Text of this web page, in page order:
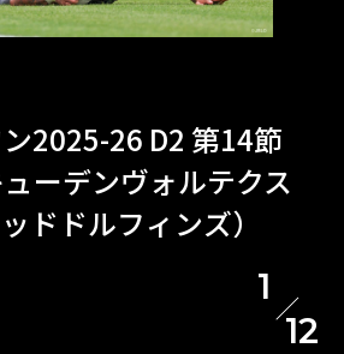
2025-26 D2 第14節
ューデンヴォルテクス
ドドルフィンズ）
1
12